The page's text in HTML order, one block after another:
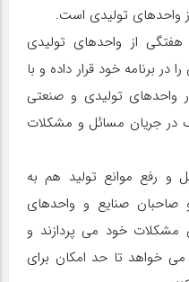
واحدهای تولیدی است.
هفتگی از واحدهای تولیدی
برنامه خود قرار داده و با
واحدهای تولیدی و صنعتی
در جریان مسائل و مشکلات
و رفع موانع تولید هم به
صاحبان صنایع و واحدهای
مشکلات خود می پردازند و
خواهد تا حد امکان برای